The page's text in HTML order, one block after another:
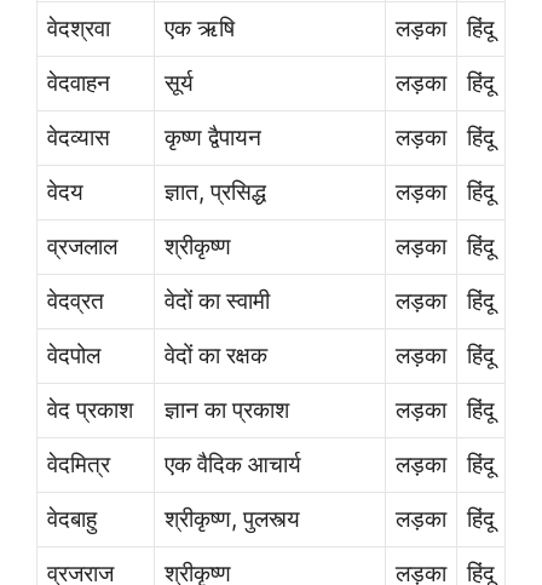
वेदश्रवा
एक ऋषि लड़का
हिंदू
वेदवाहन
सूर्य लड़का
हिंदू
वेदव्यास
कृष्ण द्वैपायन लड़का
हिंदू
वेदय
ज्ञात, प्रसिद्ध लड़का
हिंदू
व्रजलाल
श्रीकृष्ण लड़का
हिंदू
वेदव्रत
वेदों का स्वामी लड़का
हिंदू
वेदपोल
वेदों का रक्षक लड़का
हिंदू
वेद प्रकाश
ज्ञान का प्रकाश लड़का
हिंदू
वेदमित्र
एक वैदिक आचार्य लड़का
हिंदू
वेदबाहु
श्रीकृष्ण, पुलस्त्य लड़का
हिंदू
व्रजराज
श्रीकृष्ण लड़का हिंदू